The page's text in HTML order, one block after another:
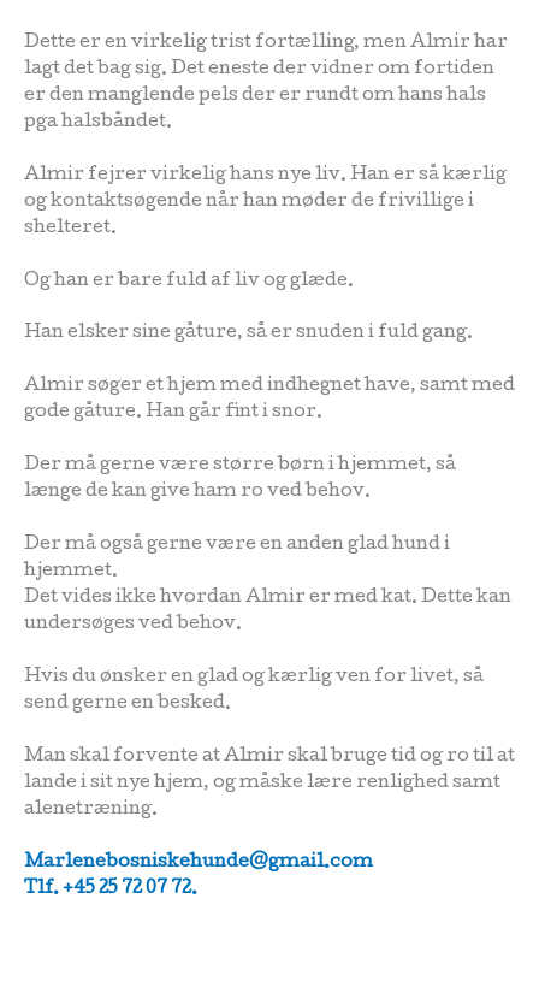
Dette er en virkelig trist fortælling, men Almir har
lagt det bag sig. Det eneste der vidner om fortiden
er den manglende pels der er rundt om hans hals
pga halsbåndet.
Almir fejrer virkelig hans nye liv. Han er så kærlig
og kontaktsøgende når han møder de frivillige i
shelteret.
Og han er bare fuld af liv og glæde.
Han elsker sine gåture, så er snuden i fuld gang.
Almir søger et hjem med indhegnet have, samt med
gode gåture. Han går fint i snor.
Der må gerne være større børn i hjemmet, så
længe de kan give ham ro ved behov.
Der må også gerne være en anden glad hund i
hjemmet.
Det vides ikke hvordan Almir er med kat. Dette kan
undersøges ved behov.
Hvis du ønsker en glad og kærlig ven for livet, så
send gerne en besked.
Man skal forvente at Almir skal bruge tid og ro til at
lande i sit nye hjem, og måske lære renlighed samt
alenetræning.
Marlenebosniskehunde@gmail.com
Tlf. +45 25 72 07 72.